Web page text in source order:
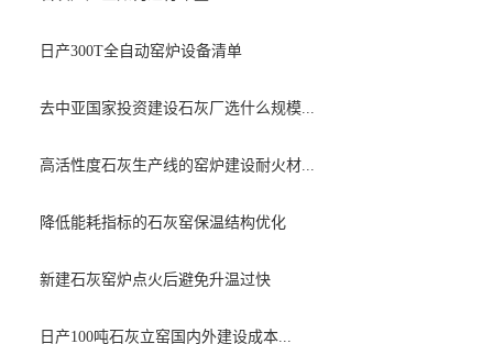
日产300T全自动窑炉设备清单
去中亚国家投资建设石灰厂选什么规模...
高活性度石灰生产线的窑炉建设耐火材...
降低能耗指标的石灰窑保温结构优化
新建石灰窑炉点火后避免升温过快
日产100吨石灰立窑国内外建设成本...